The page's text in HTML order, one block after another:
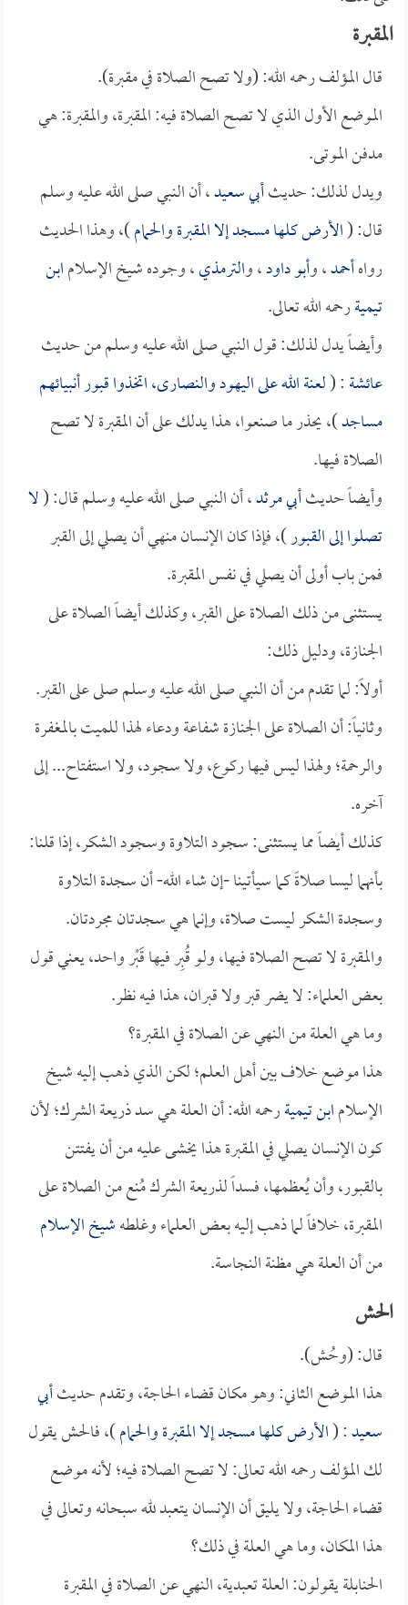
المقبرة
قال المؤلف رحمه الله: (ولا تصح الصلاة في مقبرة).
الموضع الأول الذي لا تصح الصلاة فيه: المقبرة، والمقبرة: هي
مدفن الموتى.
ويدل لذلك: حديثأبي سعيد، أن النبي صلى الله عليه وسلم
قال: (الأرض كلها مسجد إلا المقبرة والحمام)، وهذا الحديث
رواهأحمد، وأبو داود، والترمذي، وجوده شيخ الإسلامابن
تيميةرحمه الله تعالى.
وأيضاً يدل لذلك: قول النبي صلى الله عليه وسلم من حديث
عائشة: (لعنة الله على اليهود والنصارى، اتخذوا قبور أنبيائهم
مساجد)، يحذر ما صنعوا، هذا يدلك على أن المقبرة لا تصح
الصلاة فيها.
وأيضاً حديثأبي مرثد، أن النبي صلى الله عليه وسلم قال: (لا
تصلوا إلى القبور)، فإذا كان الإنسان منهي أن يصلي إلى القبر
فمن باب أولى أن يصلي في نفس المقبرة.
يستثنى من ذلك الصلاة على القبر، وكذلك أيضاً الصلاة على
الجنازة، ودليل ذلك:
أولاً: لما تقدم من أن النبي صلى الله عليه وسلم صلى على القبر.
وثانياً: أن الصلاة على الجنازة شفاعة ودعاء لهذا للميت بالمغفرة
والرحمة؛ ولهذا ليس فيها ركوع، ولا سجود، ولا استفتاح... إلى
آخره.
كذلك أيضاً مما يستثنى: سجود التلاوة وسجود الشكر، إذا قلنا:
بأنهما ليسا صلاةً كما سيأتينا -إن شاء الله- أن سجدة التلاوة
وسجدة الشكر ليست صلاة، وإنما هي سجدتان مجردتان.
والمقبرة لا تصح الصلاة فيها، ولو قُبِر فيها قَبْر واحد، يعني قول
بعض العلماء: لا يضر قبر ولا قبران، هذا فيه نظر.
وما هي العلة من النهي عن الصلاة في المقبرة؟
هذا موضع خلاف بين أهل العلم؛ لكن الذي ذهب إليه شيخ
الإسلامابن تيميةرحمه الله: أن العلة هي سد ذريعة الشرك؛ لأن
كون الإنسان يصلي في المقبرة هذا يخشى عليه من أن يفتتن
بالقبور، وأن يُعظمها، فسداً لذريعة الشرك مُنع من الصلاة على
المقبرة، خلافاً لما ذهب إليه بعض العلماء وغلطهشيخ الإسلام
من أن العلة هي مظنة النجاسة.
الحش
قال: (وحُش).
هذا الموضع الثاني: وهو مكان قضاء الحاجة، وتقدم حديثأبي
سعيد: (الأرض كلها مسجد إلا المقبرة والحمام)، فالحش يقول
لك المؤلف رحمه الله تعالى: لا تصح الصلاة فيه؛ لأنه موضع
قضاء الحاجة، ولا يليق أن الإنسان يتعبد لله سبحانه وتعالى في
هذا المكان، وما هي العلة في ذلك؟
الحنابلة يقولون: العلة تعبدية، النهي عن الصلاة في المقبرة